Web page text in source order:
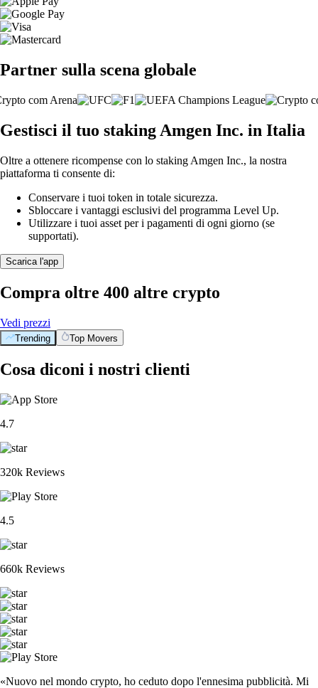
Partner sulla scena globale
Gestisci il tuo staking Amgen Inc. in Italia
Oltre a ottenere ricompense con lo staking Amgen Inc., la nostra
piattaforma ti consente di:
Conservare i tuoi token in totale sicurezza.
Sbloccare i vantaggi esclusivi del programma Level Up.
Utilizzare i tuoi asset per i pagamenti di ogni giorno (se
supportati).
Scarica l'app
Compra oltre 400 altre crypto
Vedi prezzi
Trending Top Movers
Cosa diconi i nostri clienti
4.7
320k Reviews
4.5
660k Reviews
«Nuovo nel mondo crypto, ho ceduto dopo l'ennesima pubblicità. Mi